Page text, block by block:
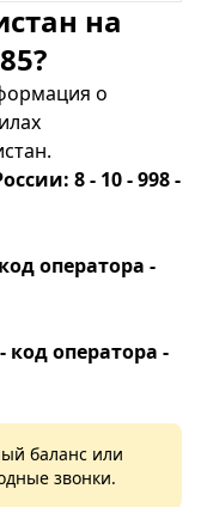
на
о
8 - 10 - 998 -
оператора -
код оператора -
баланс или
звонки.